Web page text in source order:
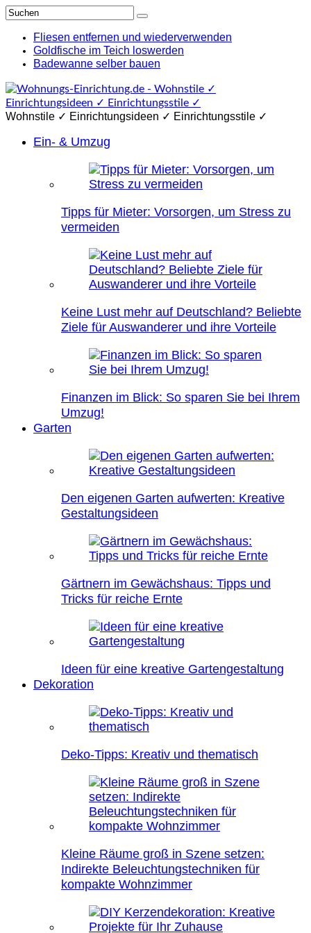
Fliesen entfernen und wiederverwenden
Goldfische im Teich loswerden
Badewanne selber bauen
Wohnstile ✓ Einrichtungsideen ✓ Einrichtungsstile ✓
Ein- & Umzug
Tipps für Mieter: Vorsorgen, um Stress zu
vermeiden
Keine Lust mehr auf Deutschland? Beliebte
Ziele für Auswanderer und ihre Vorteile
Finanzen im Blick: So sparen Sie bei Ihrem
Umzug!
Garten
Den eigenen Garten aufwerten: Kreative
Gestaltungsideen
Gärtnern im Gewächshaus: Tipps und
Tricks für reiche Ernte
Ideen für eine kreative Gartengestaltung
Dekoration
Deko-Tipps: Kreativ und thematisch
Kleine Räume groß in Szene setzen:
Indirekte Beleuchtungstechniken für
kompakte Wohnzimmer